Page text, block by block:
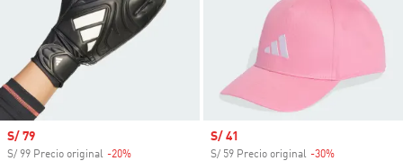
Precio de venta
S/ 79
S/ 99 Precio original -20%
Precio de venta
S/ 41
S/ 59 Precio original -30%